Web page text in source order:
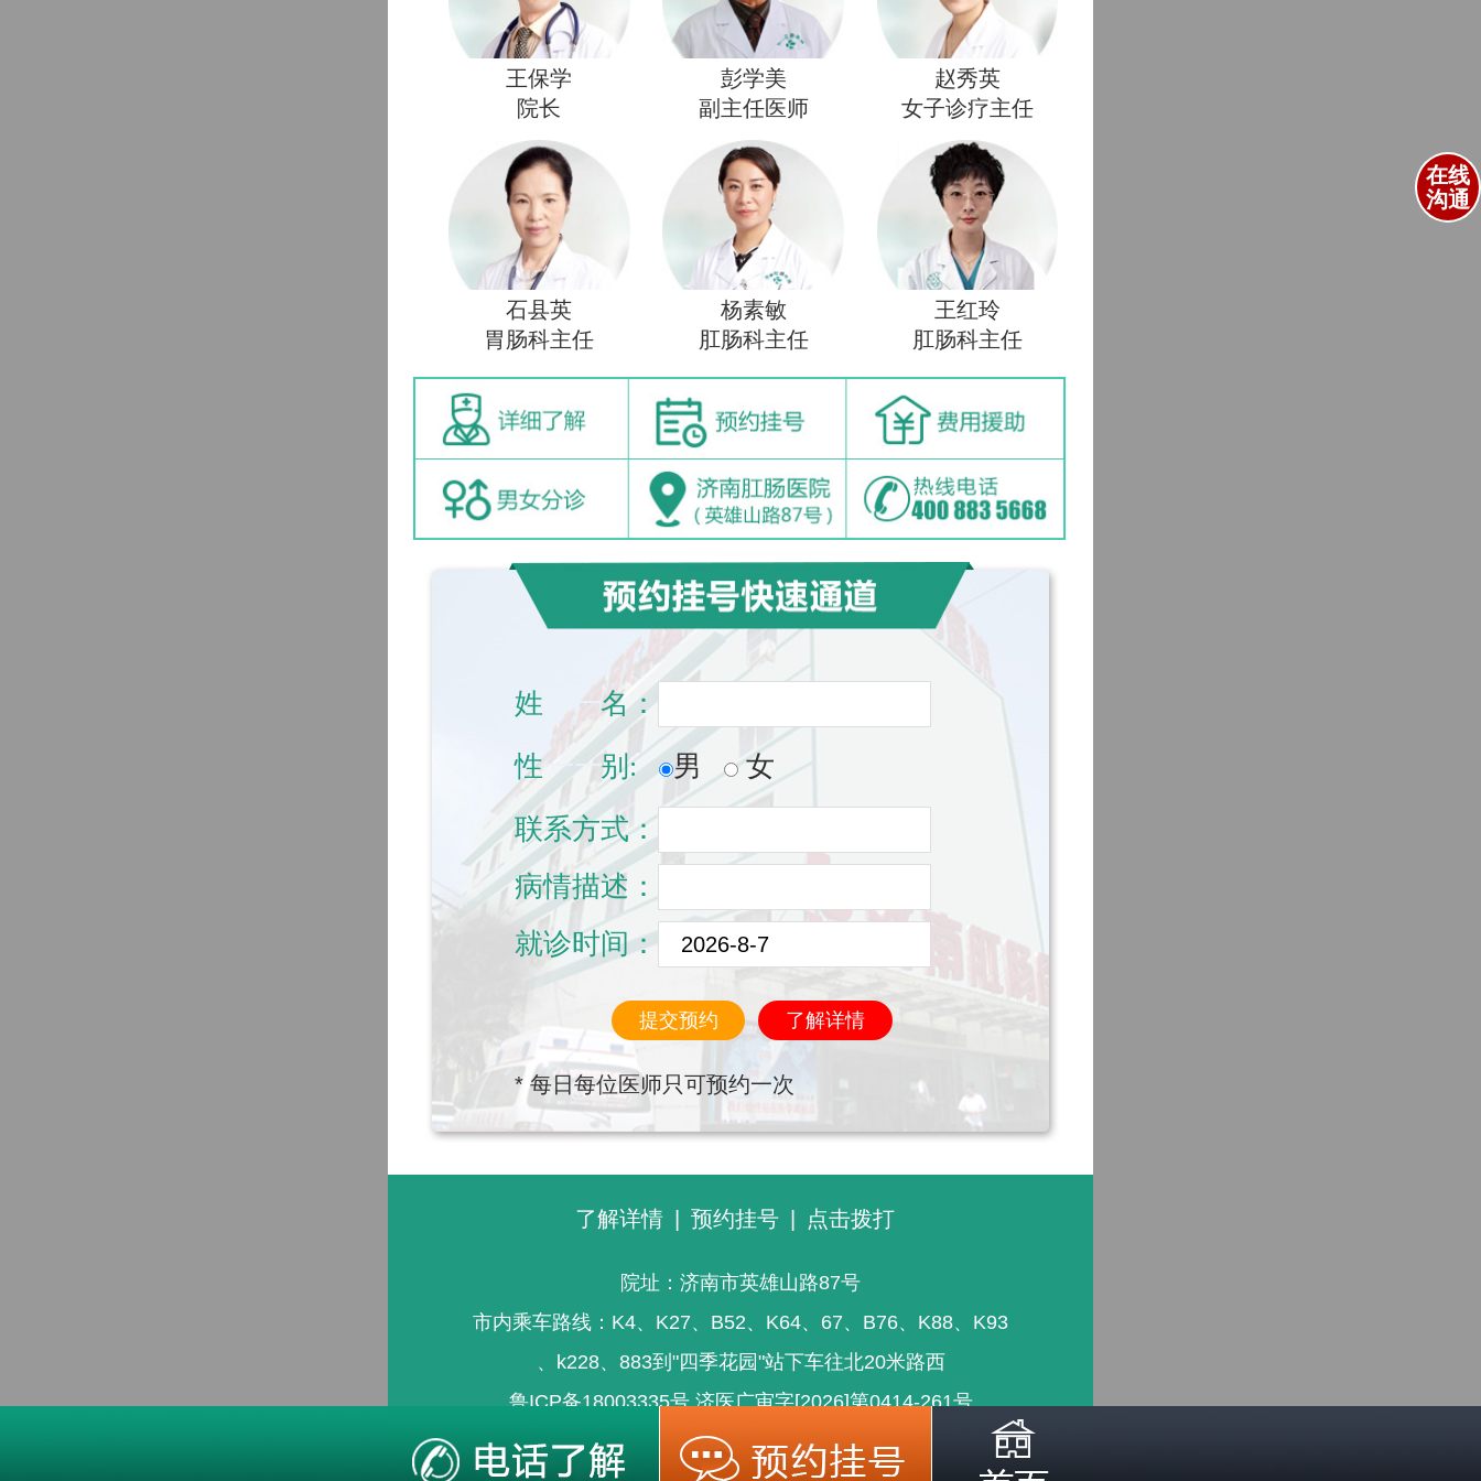
王保学
院长
彭学美
副主任医师
赵秀英
女子诊疗主任
石县英
胃肠科主任
杨素敏
肛肠科主任
王红玲
肛肠科主任
姓 一一名：
性一一别: 男
女
联系方式：
病情描述：
就诊时间：
提交预约 了解详情
* 每日每位医师只可预约一次
了解详情 预约挂号 点击拨打
院址：济南市英雄山路87号
市内乘车路线：K4、K27、B52、K64、67、B76、K88、K93
、k228、883到"四季花园"站下车往北20米路西
鲁ICP备18003335号济医广审字[2026]第0414-261号
本站疾病信息仅供参考，不能为疾病诊断及医疗的依据，就医请遵照医生诊断
在线
沟通